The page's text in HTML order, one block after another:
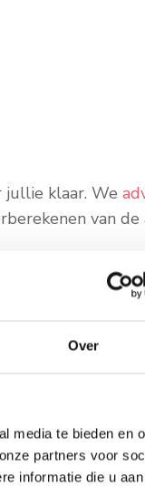
Over
media te bieden en
partners voor
informatie die u
jullie klaar. We
van
We leggen alles
te helpen bij